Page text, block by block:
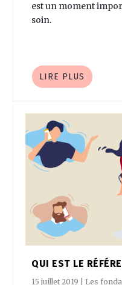
est un moment
soin.
LIRE PLUS
QUI EST LE
15 juillet 2019 Les